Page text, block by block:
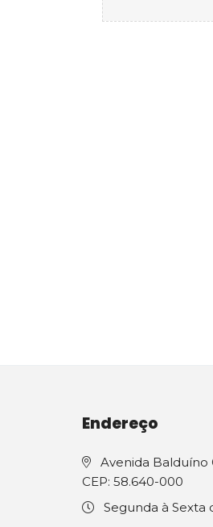
Endereço
Avenida Balduíno
CEP: 58.640-000
Segunda à Sexta